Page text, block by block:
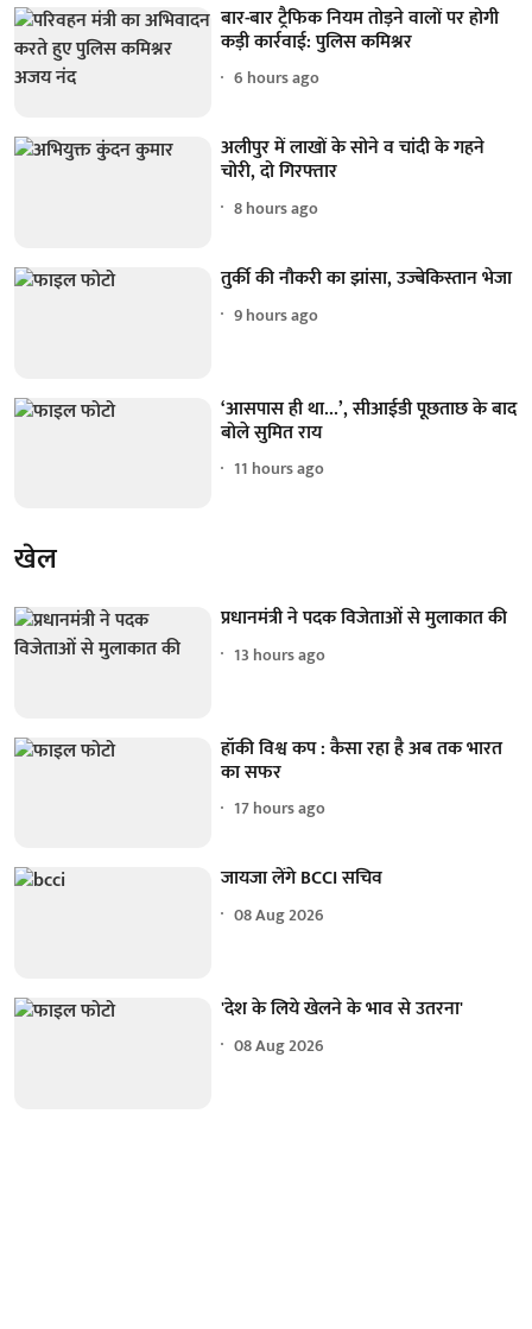
बार-बार ट्रैफिक नियम तोड़ने वालों पर होगी
कड़ी कार्रवाई: पुलिस कमिश्नर
6 hours ago
अलीपुर में लाखों के सोने व चांदी के गहने
चोरी, दो गिरफ्तार
8 hours ago
तुर्की की नौकरी का झांसा, उज्बेकिस्तान भेजा
9 hours ago
‘आसपास ही था...’, सीआईडी पूछताछ के बाद
बोले सुमित राय
11 hours ago
खेल
प्रधानमंत्री ने पदक विजेताओं से मुलाकात की
13 hours ago
हॉकी विश्व कप : कैसा रहा है अब तक भारत
का सफर
17 hours ago
जायजा लेंगे BCCI सचिव
08 Aug 2026
'देश के लिये खेलने के भाव से उतरना'
08 Aug 2026